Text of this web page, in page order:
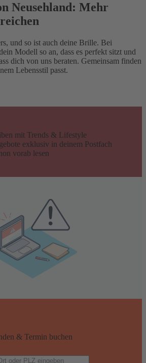
Neusehland: Mehr
und so ist auch deine Brille. Bei
Modell so an, dass es perfekt sitzt und
dich von uns beraten. Gemeinsam finden
Lebensstil passt.
mit Trends & Lifestyle
exklusiv in deinem Postfach
vorab lesen
& Termin buchen